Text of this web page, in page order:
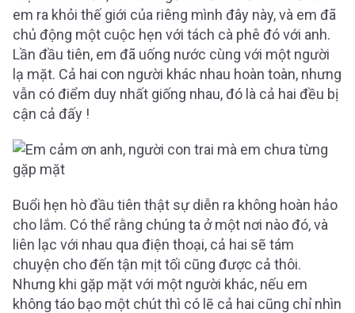
em ra khỏi thế giới của riêng mình đây này, và em đã
chủ động một cuộc hẹn với tách cà phê đó với anh.
Lần đầu tiên, em đã uống nước cùng với một người
lạ mặt. Cả hai con người khác nhau hoàn toàn, nhưng
vẫn có điểm duy nhất giống nhau, đó là cả hai đều bị
cận cả đấy !
Buổi hẹn hò đầu tiên thật sự diễn ra không hoàn hảo
cho lắm. Có thể rằng chúng ta ở một nơi nào đó, và
liên lạc với nhau qua điện thoại, cả hai sẽ tám
chuyện cho đến tận mịt tối cũng được cả thôi.
Nhưng khi gặp mặt với một người khác, nếu em
không táo bạo một chút thì có lẽ cả hai cũng chỉ nhìn